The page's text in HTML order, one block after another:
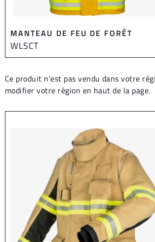
MANTEAU DE FEU DE FORÊT
WLSCT
Ce produit n'est pas vendu dans votre
modifier votre région en haut de la page.